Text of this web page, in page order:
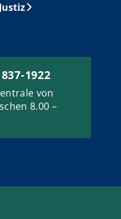
1922
von
8.00 –